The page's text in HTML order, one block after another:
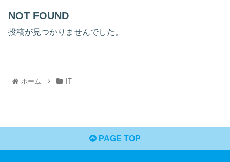
NOT FOUND
投稿が見つかりませんでした。
ホーム IT
PAGE TOP